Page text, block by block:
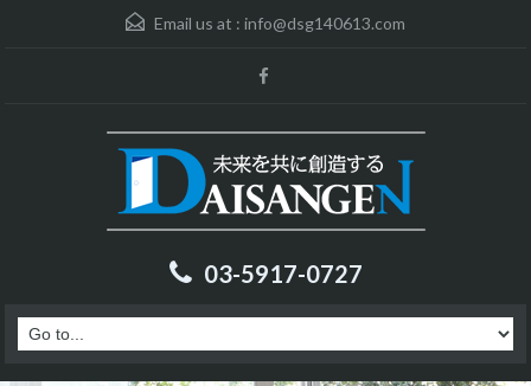
Email us at : info@dsg140613.com
03-5917-0727